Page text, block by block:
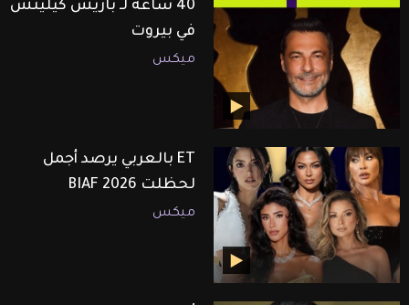
40 ساعة لـ باريش كيليتش
في بيروت
ميكس
ET بالعربي يرصد أجمل
لحظلت BIAF 2026
ميكس